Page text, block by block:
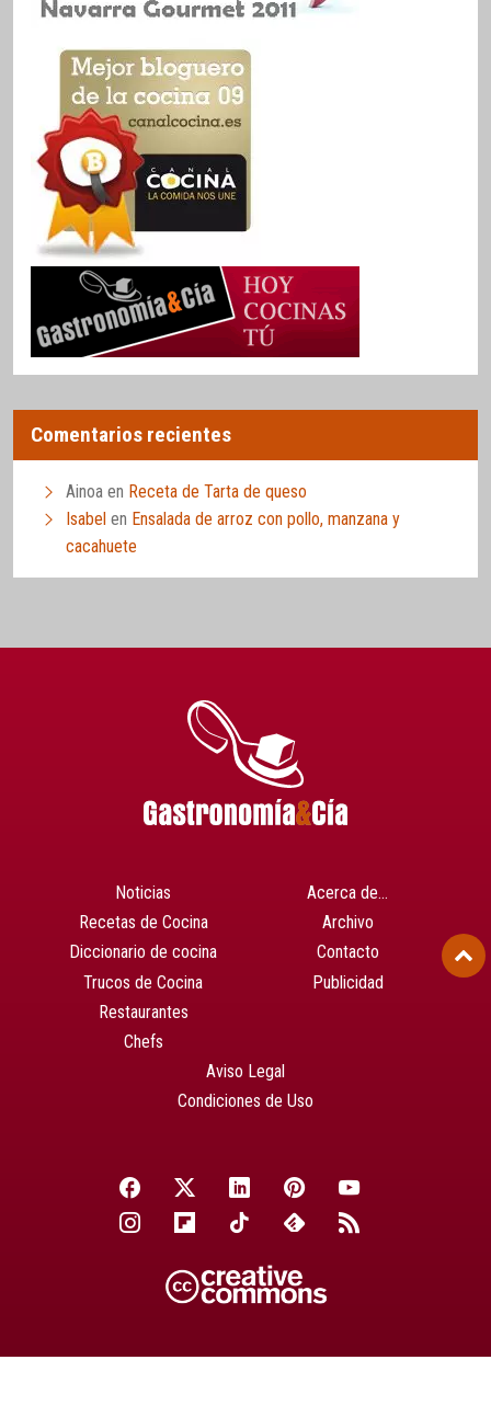
Comentarios recientes
Ainoa en Receta de Tarta de queso
Isabel en Ensalada de arroz con pollo, manzana y
cacahuete
Noticias
Recetas de Cocina
Diccionario de cocina
Trucos de Cocina
Restaurantes
Chefs
Acerca de…
Archivo
Contacto
Publicidad
Aviso Legal
Condiciones de Uso